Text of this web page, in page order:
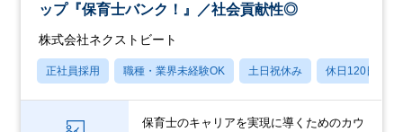
ップ『保育士バンク！』／社会貢献性◎
株式会社ネクストビート
正社員採用 職種・業界未経験OK 土日祝休み 休日120日以上
保育士のキャリアを実現に導くためのカウ